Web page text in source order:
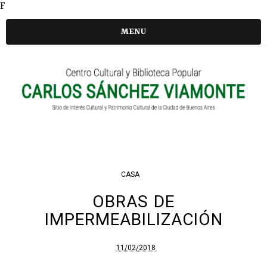
F
MENU
CASA
OBRAS DE
IMPERMEABILIZACIÓN
11/02/2018